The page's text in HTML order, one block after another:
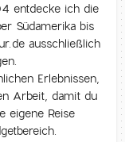
entdecke ich die
Südamerika bis
ausschließlich
Erlebnissen,
Arbeit, damit du
eigene Reise